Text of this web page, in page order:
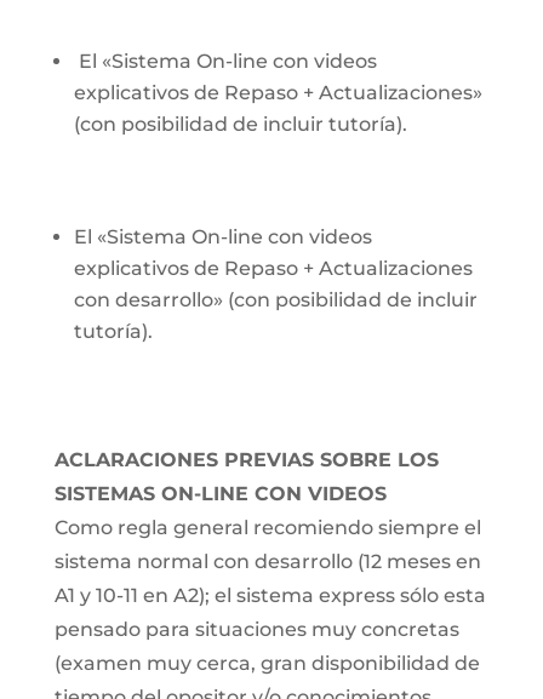
El «Sistema On-line con videos
explicativos de Repaso + Actualizaciones»
(con posibilidad de incluir tutoría).
El «Sistema On-line con videos
explicativos de Repaso + Actualizaciones
con desarrollo» (con posibilidad de incluir
tutoría).
ACLARACIONES PREVIAS SOBRE LOS
SISTEMAS ON-LINE CON VIDEOS
Como regla general recomiendo siempre el
sistema normal con desarrollo (12 meses en
A1 y 10-11 en A2); el sistema express sólo esta
pensado para situaciones muy concretas
(examen muy cerca, gran disponibilidad de